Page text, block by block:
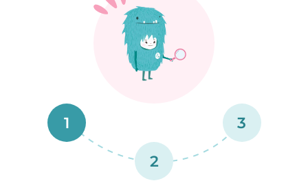
1
2
3